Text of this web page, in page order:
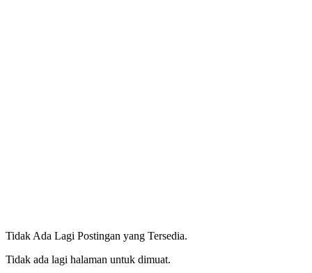
Tidak Ada Lagi Postingan yang Tersedia.
Tidak ada lagi halaman untuk dimuat.